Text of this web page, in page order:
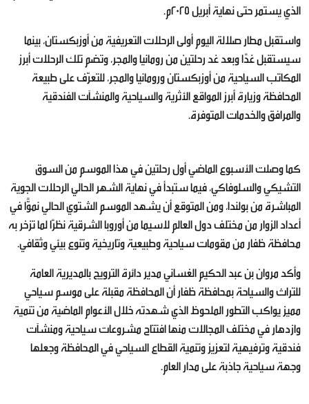
الذي يستمر حتى نهاية أبريل 2025م.
واستقبل مطار صلالة اليوم أولى الرحلات التعريفية من أوزبكستان، بينما
سيستقبل غدًا وبعد غد رحلتين من رومانيا والمجر، وتضم تلك الرحلات أبرز
المكاتب السياحية من أوزبكستان ورومانيا والمجر، للتعرّف على طبيعة
المحافظة وزيارة أبرز المواقع الأثرية والسياحية والمنشآت الفندقية
والمرافق والخدمات المتوفرة.
كما وصلت الأسبوع الماضي أول رحلتين في هذا الموسم من السوق
التشيكي والسلوفاكي، فيما ستبدأ في نهاية الشهر الحالي الرحلات الجوية
المباشرة من بولندا، ومن المتوقع أن يشهد الموسم الشتوي الحالي نموًّا في
أعداد الزوار من مختلف دول العالم لاسيما من أوروبا الشرقية نظرًا لما تزخر به
محافظة ظفار من مقومات سياحية وطبيعية وتاريخية وتنوع بيئي وثقافي.
وأكد مروان بن عبد الحكيم الغساني مدير دائرة الترويج بالمديرية العامة
للتراث والسياحة بمحافظة ظفار أن المحافظة مقبلة على موسم سياحي
مميز يواكب التطور الملحوظ الذي شهدته خلال الأعوام الماضية من تنمية
وازدهار في مختلف المجالات منها افتتاح مشروعات سياحية ومنشآت
فندقية وترفيهية لتعزيز وتنمية القطاع السياحي في المحافظة وجعلها
وجهة سياحية جاذبة على مدار العام.